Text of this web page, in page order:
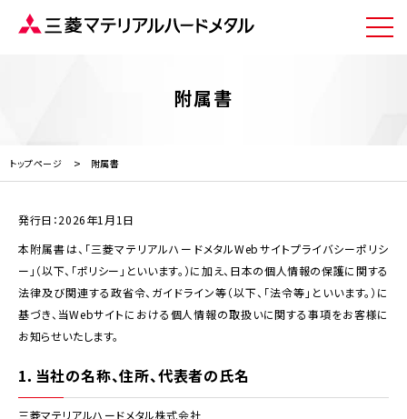
附属書
トップページ 附属書
発行日：2026年1月1日
本附属書は、「三菱マテリアルハードメタルWebサイトプライバシーポリシ
ー」（以下、「ポリシー」といいます。）に加え、日本の個人情報の保護に関する
法律及び関連する政省令、ガイドライン等（以下、「法令等」といいます。）に
基づき、当Webサイトにおける個人情報の取扱いに関する事項をお客様に
お知らせいたします。
1．当社の名称、住所、代表者の氏名
三菱マテリアルハードメタル株式会社